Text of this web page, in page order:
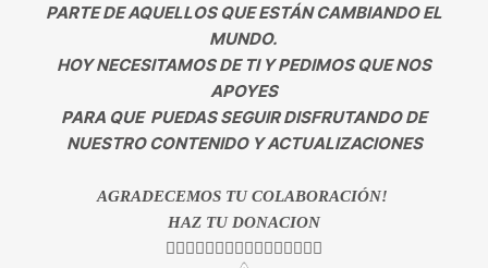
PARTE DE AQUELLOS QUE ESTÁN CAMBIANDO EL
MUNDO.
HOY NECESITAMOS DE TI Y PEDIMOS QUE NOS
APOYES
PARA QUE PUEDAS SEGUIR DISFRUTANDO DE
NUESTRO CONTENIDO Y ACTUALIZACIONES
AGRADECEMOS TU COLABORACIÓN!
HAZ TU DONACION
👇🏻👇🏻👇🏻👇🏻👇🏻👇🏻👇🏻👇🏻